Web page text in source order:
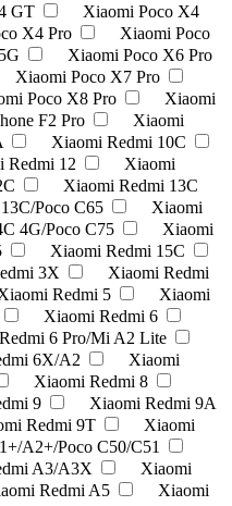
GT
Xiaomi Poco X4
X4 Pro
Xiaomi Poco
Xiaomi Poco X6 Pro
Xiaomi Poco X7 Pro
Poco X8 Pro
Xiaomi
F2 Pro
Xiaomi
Xiaomi Redmi 10C
Redmi 12
Xiaomi
Xiaomi Redmi 13C
Poco C65
Xiaomi
4G/Poco C75
Xiaomi
Xiaomi Redmi 15C
3X
Xiaomi Redmi
Redmi 5
Xiaomi
Xiaomi Redmi 6
6 Pro/Mi A2 Lite
6X/A2
Xiaomi
Xiaomi Redmi 8
9
Xiaomi Redmi 9A
Redmi 9T
Xiaomi
A2+/Poco C50/C51
A3/A3X
Xiaomi
Redmi A5
Xiaomi